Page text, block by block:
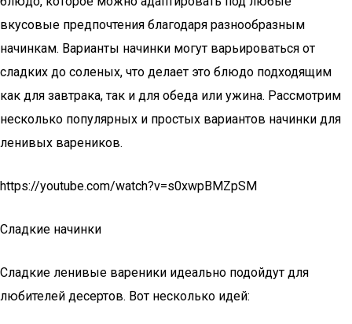
вкусовые предпочтения благодаря разнообразным
начинкам. Варианты начинки могут варьироваться от
сладких до соленых, что делает это блюдо подходящим
как для завтрака, так и для обеда или ужина. Рассмотрим
несколько популярных и простых вариантов начинки для
ленивых вареников.
https://youtube.com/watch?v=s0xwpBMZpSM
Сладкие начинки
Сладкие ленивые вареники идеально подойдут для
любителей десертов. Вот несколько идей: